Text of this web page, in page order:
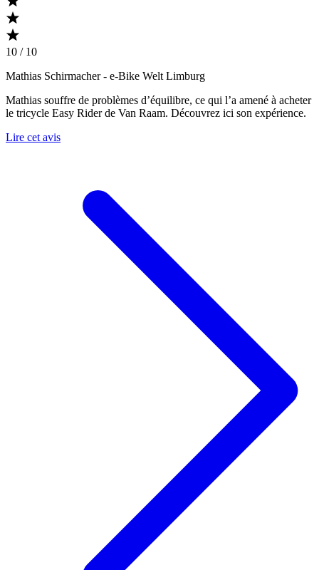
10 / 10
Mathias Schirmacher- e-Bike Welt Limburg
Mathias souffre de problèmes d’équilibre, ce qui l’a amené à acheter
le tricycle Easy Rider de Van Raam. Découvrez ici son expérience.
Lire cet avis